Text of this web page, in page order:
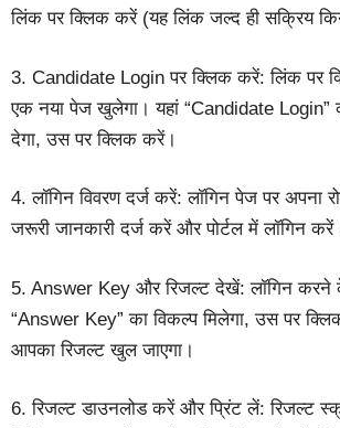
लिंक पर क्लिक करें (यह लिंक जल्द ही सक्रिय
3. Candidate Login पर क्लिक करें: लिंक पर
एक नया पेज खुलेगा। यहां “Candidate Login”
देगा, उस पर क्लिक करें।
4. लॉगिन विवरण दर्ज करें: लॉगिन पेज पर अपना
जरूरी जानकारी दर्ज करें और पोर्टल में लॉगिन
5. Answer Key और रिजल्ट देखें: लॉगिन करने
“Answer Key” का विकल्प मिलेगा, उस पर
आपका रिजल्ट खुल जाएगा।
6. रिजल्ट डाउनलोड करें और प्रिंट लें: रिजल्ट